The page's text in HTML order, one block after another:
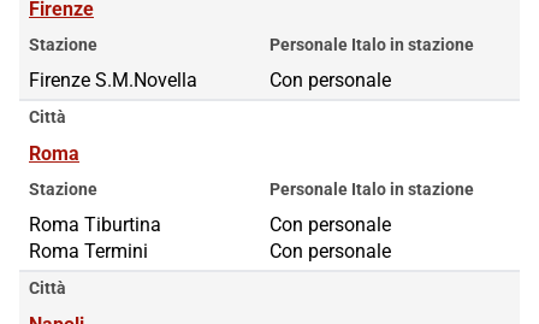
Firenze
Stazione
Firenze S.M.Novella
Personale Italo in stazione
Con personale
Città
Roma
Stazione
Roma Tiburtina
Roma Termini
Personale Italo in stazione
Roma Tiburtina
Con personale
Roma Termini
Con personale
Città